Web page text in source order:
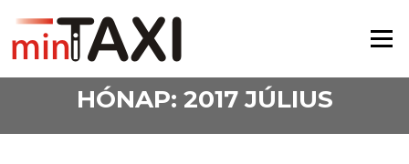
Menü
HÓNAP: 2017 JÚLIUS